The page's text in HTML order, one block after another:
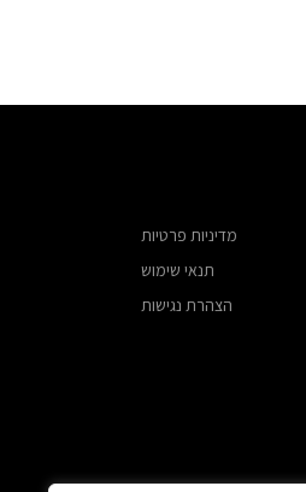
מדיניות פרטיות
תנאי שימוש
הצהרת נגישות